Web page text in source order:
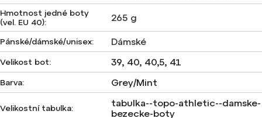
Hmotnost jedné boty
(vel. EU 40): 265 g
Pánské/dámské/unisex: Dámské
Velikost bot: 39, 40, 40,5, 41
Barva: Grey/Mint
Velikostní tabulka:
tabulka--topo-athletic--damske-
bezecke-boty